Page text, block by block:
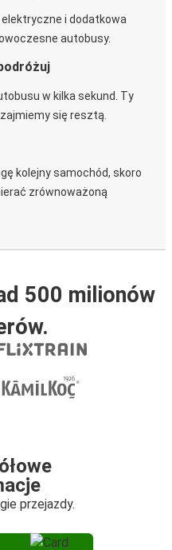
elektryczne i dodatkowa
autobusy.
w kilka sekund. Ty
się resztą.
kolejny samochód, skoro
zrównoważoną
500 milionów
przejazdy.